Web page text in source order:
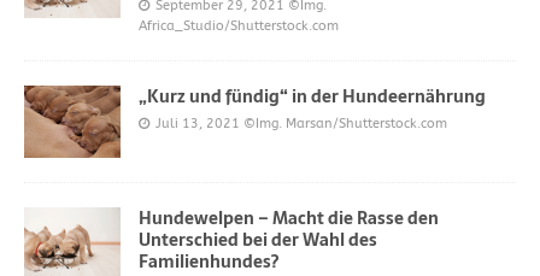
September 29, 2021 ©Img.
Africa_Studio/Shutterstock.com
„Kurz und fündig“ in der Hundeernährung
Juli 13, 2021 ©Img. Marsan/Shutterstock.com
Hundewelpen – Macht die Rasse den
Unterschied bei der Wahl des
Familienhundes?